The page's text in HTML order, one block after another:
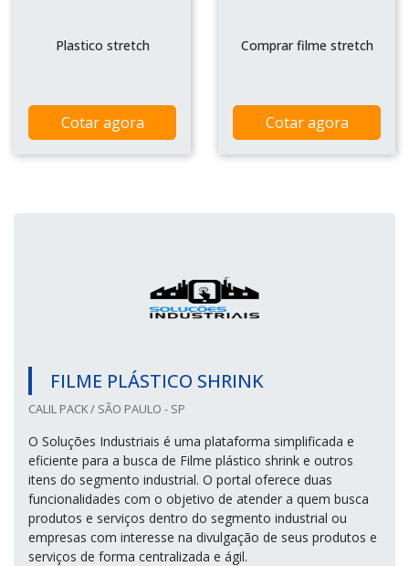
Plastico stretch
Cotar agora
Comprar filme stretch
Cotar agora
FILME PLÁSTICO SHRINK
CALIL PACK / SÃO PAULO - SP
O Soluções Industriais é uma plataforma simplificada e
eficiente para a busca de Filme plástico shrink e outros
itens do segmento industrial. O portal oferece duas
funcionalidades com o objetivo de atender a quem busca
produtos e serviços dentro do segmento industrial ou
empresas com interesse na divulgação de seus produtos e
serviços de forma centralizada e ágil.